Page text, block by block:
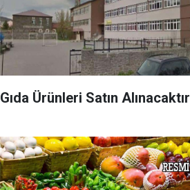
Gıda Ürünleri Satın Alınacaktır